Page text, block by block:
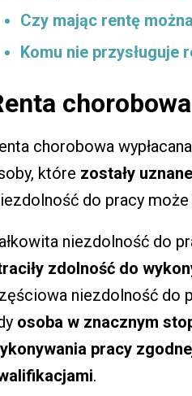
Czy mając rentę
Komu nie przysługuje
chorobowa
które zostały
do pracy
niezdolność do
zdolność do
niezdolność do
osoba w znacznym
pracy
.